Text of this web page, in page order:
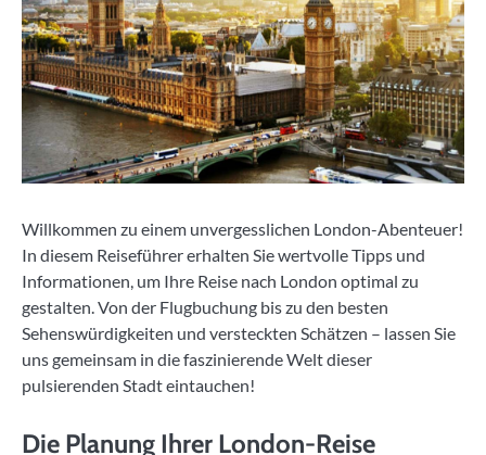
Willkommen zu einem unvergesslichen London-Abenteuer!
In diesem Reiseführer erhalten Sie wertvolle Tipps und
Informationen, um Ihre Reise nach London optimal zu
gestalten. Von der Flugbuchung bis zu den besten
Sehenswürdigkeiten und versteckten Schätzen – lassen Sie
uns gemeinsam in die faszinierende Welt dieser
pulsierenden Stadt eintauchen!
Die Planung Ihrer London-Reise